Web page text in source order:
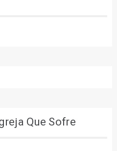
Que Sofre